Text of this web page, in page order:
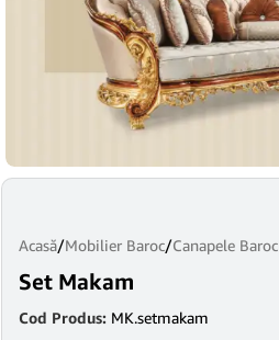
Acasă/Mobilier Baroc/Canapele Baroc
Set Makam
Cod Produs: MK.setmakam